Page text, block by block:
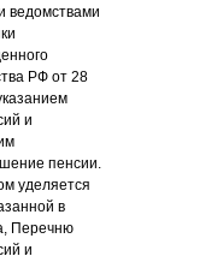
ведомствами
РФ от 28
и
пенсии.
уделяется
в
Перечню
и